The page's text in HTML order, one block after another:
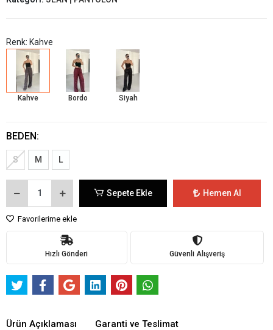
Renk: Kahve
Kahve Bordo Siyah
BEDEN:
S M L
Sepete Ekle Hemen Al
Favorilerime ekle
Hızlı Gönderi Güvenli Alışveriş
Ürün Açıklaması Garanti ve Teslimat